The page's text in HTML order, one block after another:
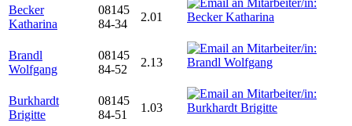
Becker
Katharina
08145
84-34
2.01
Brandl
Wolfgang
08145
84-52
2.13
Burkhardt
Brigitte
08145
84-51
1.03